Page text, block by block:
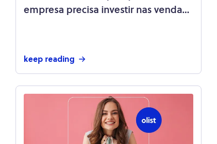
empresa precisa investir nas vendas
keep reading